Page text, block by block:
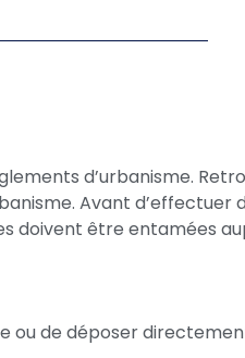
d’urbanisme.
Avant d’effectuer
doivent être entamées
ou de déposer